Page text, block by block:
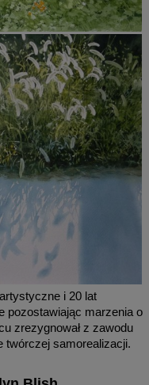
i 20 lat
pozostawiając marzenia o
zrezygnował z zawodu
twórczej samorealizacji.